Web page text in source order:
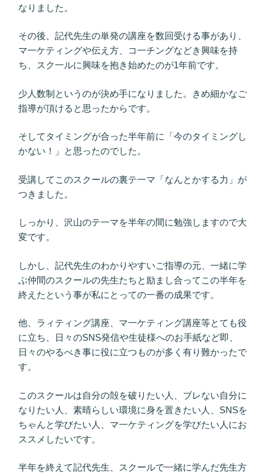
なりました。
その後、記代先生の単発の講座を数回受ける事があり、
マ一ケティングや伝え方、コ一チングなどき興味を持
ち、スク一ルに興味を抱き始めたのが1年前です。
少人数制というのが決め手になりました。きめ細かなご
指導が頂けると思ったからです。
そしてタイミングが合った半年前に「今のタイミングし
かない！」と思ったのでした。
受講してこのスクールの裏テ一マ「なんとかする力」が
つきました。
しっかり、沢山のテ一マを半年の間に勉強しますので大
変です。
しかし、記代先生のわかりやすいご指導の元、一緒に学
ぶ仲間のスクールの先生たちと励まし合ってこの半年を
終えたという事が私にとっての一番の成果です。
他、ラィティング講座、マ一ケティング講座等とても役
に立ち、日々のSNS発信や生徒様へのお手紙など即、
日々のやるべき事に役に立つものが多く有り難かったで
す。
このスクールは自分の殻を破りたい人、ブレない自分に
なりたい人、素晴らしい環境に身を置きたい人、SNSを
ちゃんと学びたい人、マ一ケティングを学びたい人にお
ススメしたいです。
半年を終えて記代先生、スクールで一緒に学んだ先生方